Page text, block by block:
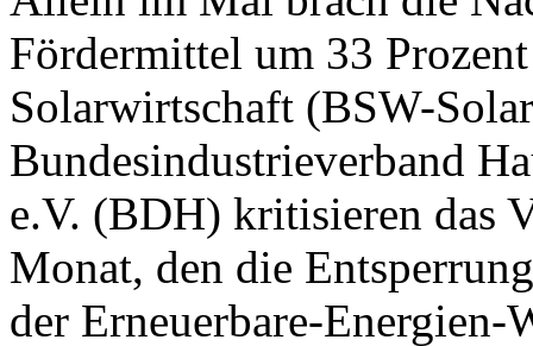
Fördermittel um 33
Solarwirtschaft (BSW-
Bundesindustrieverband
e.V. (BDH) kritisieren das
Monat, den die
der Erneuerbare-Energien-